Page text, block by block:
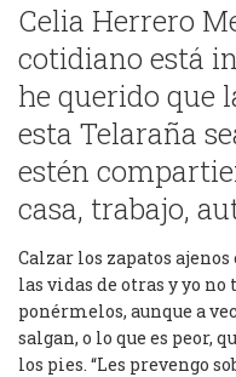
Celia Herrero
cotidiano está
he querido que
esta Telaraña
estén
casa, trabajo,
Calzar los zapatos
las vidas de otras y yo
ponérmelos, aunque a
salgan, o lo que es peor,
los pies. “Les prevengo